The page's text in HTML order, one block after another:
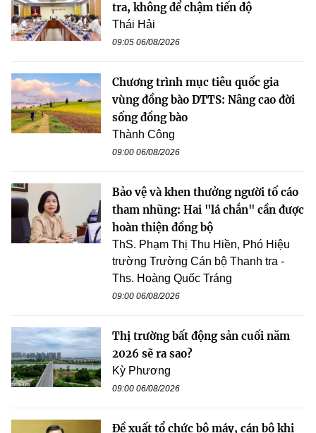
tra, không để chậm tiến độ
Thái Hải
09:05 06/08/2026
Chương trình mục tiêu quốc gia
vùng đồng bào DTTS: Nâng cao đời
sống đồng bào
Thành Công
09:00 06/08/2026
Bảo vệ và khen thưởng người tố cáo
tham nhũng: Hai "lá chắn" cần được
hoàn thiện đồng bộ
ThS. Phạm Thị Thu Hiền, Phó Hiệu
trường Trường Cán bộ Thanh tra -
Ths. Hoàng Quốc Tráng
09:00 06/08/2026
Thị trường bất động sản cuối năm
2026 sẽ ra sao?
Kỳ Phương
09:00 06/08/2026
Đề xuất tổ chức bộ máy, cán bộ khi